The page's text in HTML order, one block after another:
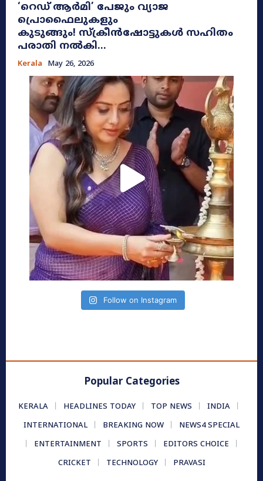
​‘റെഡ് ആർമി’ പേജും വ്യാജ
പ്രൊഫൈലുകളും
കുടുങ്ങും! സ്ക്രീൻഷോട്ടുകൾ സഹിതം
പരാതി നൽകി...
Kerala May 26, 2026
Follow on Instagram
Popular Categories
KERALA HEADLINES TODAY TOP NEWS
INDIA
INTERNATIONAL
BREAKING NOW
NEWS4 SPECIAL
ENTERTAINMENT
SPORTS
EDITORS CHOICE
CRICKET
TECHNOLOGY PRAVASI